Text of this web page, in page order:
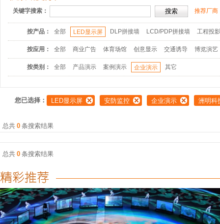
关键字搜索： 推荐厂商
按产品： 全部 LED显示屏 DLP拼接墙 LCD/PDP拼接墙 工程投
按应用： 全部 商业广告 体育场馆 创意显示 交通诱导 博览演艺
按类别： 全部 产品演示 案例演示 企业演示 其它
您已选择： LED显示屏 安防监控 企业演示 洲明科
总共 0 条搜索结果
总共 0 条搜索结果